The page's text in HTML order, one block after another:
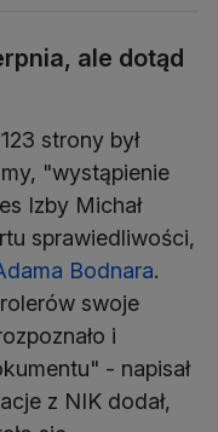
ale dotąd
strony był
"wystąpienie
Izby Michał
sprawiedliwości,
Bodnara.
swoje
i
- napisał
z NIK dodał,